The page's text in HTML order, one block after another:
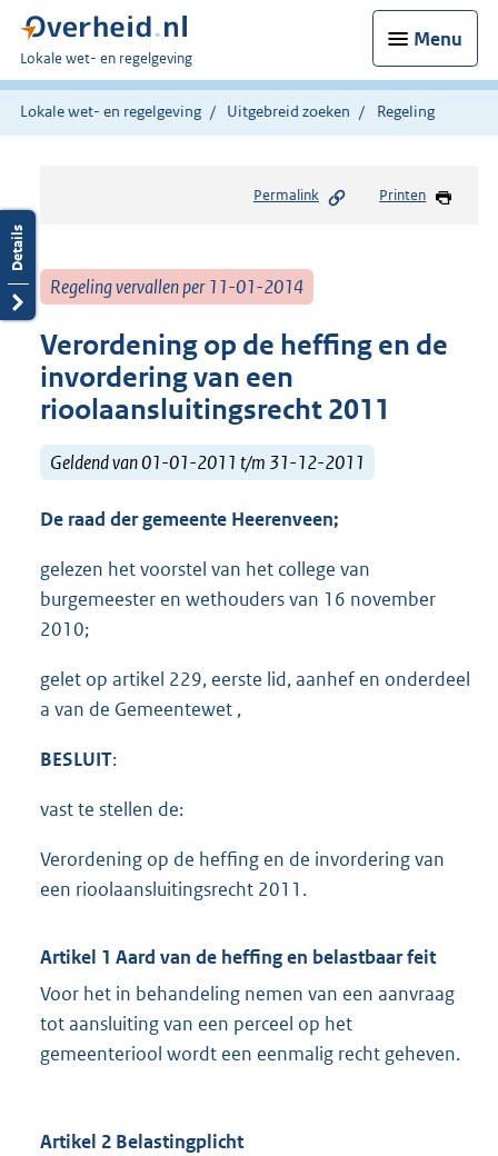
Menu
U
bent
hier:
Lokale wet- en regelgeving
Lokale wet- en regelgeving Uitgebreid zoeken Regeling
Permalink Printen
Regeling vervallen per 11-01-2014
Verordening op de heffing en de
invordering van een
rioolaansluitingsrecht 2011
Geldend van 01-01-2011 t/m 31-12-2011
De raad der gemeente Heerenveen;
gelezen het voorstel van het college van
burgemeester en wethouders van 16 november
2010;
gelet op artikel 229, eerste lid, aanhef en onderdeel
a van de Gemeentewet ,
BESLUIT:
vast te stellen de:
Verordening op de heffing en de invordering van
een rioolaansluitingsrecht 2011.
Artikel 1 Aard van de heffing en belastbaar feit
Voor het in behandeling nemen van een aanvraag
tot aansluiting van een perceel op het
gemeenteriool wordt een eenmalig recht geheven.
Artikel 2 Belastingplicht